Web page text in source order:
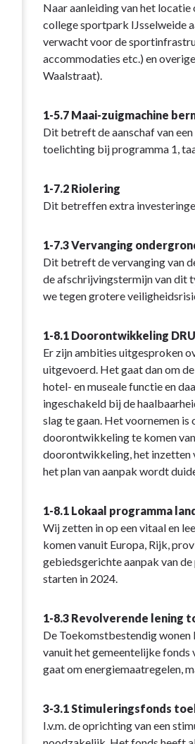
Naar aanleiding van het
college sportpark IJsselweide
verwacht voor de
accommodaties etc.) en
Waalstraat).
1-5.7 Maai-zuigmachine
Dit betreft de aanschaf van
toelichting bij programma 1,
1-7.2 Riolering
Dit betreffen extra
1-7.3 Vervanging
Dit betreft de vervanging van
de afschrijvingstermijn van dit
we tegen grotere
1-8.1 Doorontwikkeling
Er zijn ambities uitgesproken
uitgevoerd. Het gaat dan om
hotel- en museale functie en
ingeschakeld bij de
slag te gaan. Het voornemen
doorontwikkeling te komen
doorontwikkeling, het inzetten
het plan van aanpak wordt
1-8.1 Lokaal programma
Wij zetten in op een vitaal en
komen vanuit Europa, Rijk,
gebiedsgerichte aanpak van
starten in 2024.
1-8.3 Revolverende lening
De Toekomstbestendig wonen
vanuit het gemeentelijke fonds
gaat om energiemaatregelen,
3-3.1 Stimuleringsfonds
I.v.m. de oprichting van een